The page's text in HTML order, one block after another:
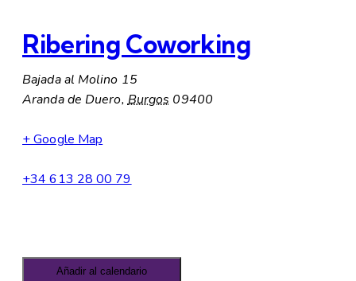
Ribering Coworking
Bajada al Molino 15
Aranda de Duero, Burgos 09400
+ Google Map
+34 613 28 00 79